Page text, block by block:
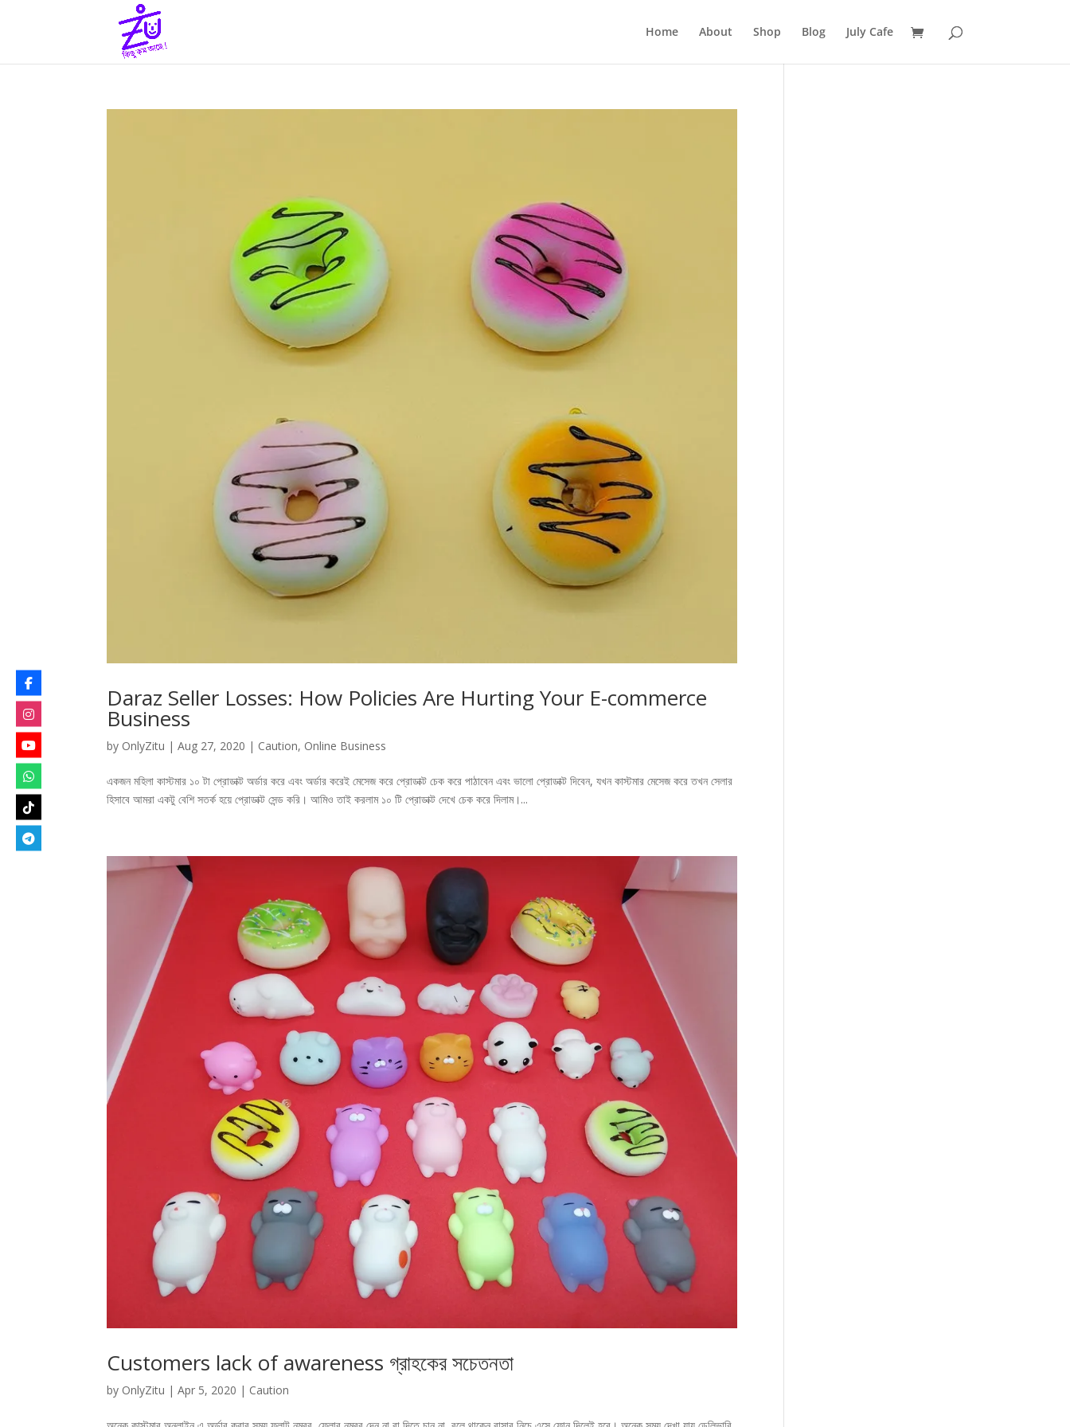
Home About Shop Blog July Cafe
Daraz Seller Losses: How Policies Are Hurting Your E-commerce
Business
by OnlyZitu |Aug 27, 2020 | Caution, Online Business
একজন মহিলা কাস্টমার ১০ টা প্রোডাক্ট অর্ডার করে এবং অর্ডার করেই মেসেজ করে প্রোডাক্ট চেক করে পাঠাবেন এবং ভালো প্রোডাক্ট দিবেন, যখন কাস্টমার মেসেজ করে তখন সেলার
হিসাবে আমরা একটু বেশি সতর্ক হয়ে প্রোডাক্ট সেন্ড করি। আমিও তাই করলাম ১০ টি প্রোডাক্ট দেখে চেক করে দিলাম।...
Customers lack of awareness গ্রাহকের সচেতনতা
by OnlyZitu |Apr 5, 2020 | Caution